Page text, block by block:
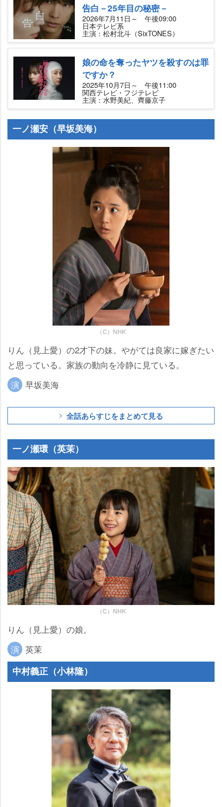
告白－25年目の秘密－
2026年7月11日～ 午後09:00
日本テレビ系
主演：松村北斗（SixTONES）
娘の命を奪ったヤツを殺すのは罪
ですか？
2025年10月7日～ 午後11:00
関西テレビ・フジテレビ
主演：水野美紀、齊藤京子
一ノ瀬安（早坂美海）
（C）NHK
りん（見上愛）の2才下の妹。やがては良家に嫁ぎたい
と思っている。家族の動向を冷静に見ている。
演 早坂美海
全話あらすじをまとめて見る
一ノ瀬環（英茉）
（C）NHK
りん（見上愛）の娘。
演 英茉
中村義正（小林隆）